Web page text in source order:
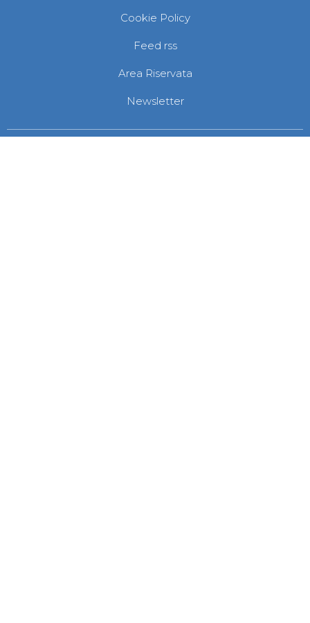
Cookie Policy
Feed rss
Area Riservata
Newsletter